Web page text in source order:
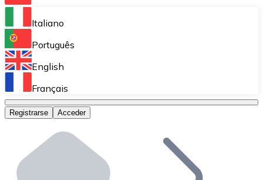
Bitnovo Ramp
Integra nuestra solución en tu plataforma.
Bitnovo Giftcards
Bitnovo OTC
Bitnovo ATM
Integra un ATM Bitnovo en tu negocio y permite que
Italiano
Português
English
Français
Registrarse Acceder